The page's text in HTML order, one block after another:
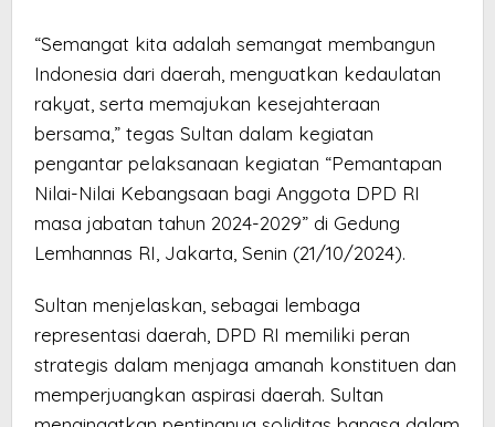
“Semangat kita adalah semangat membangun
Indonesia dari daerah, menguatkan kedaulatan
rakyat, serta memajukan kesejahteraan
bersama,” tegas Sultan dalam kegiatan
pengantar pelaksanaan kegiatan “Pemantapan
Nilai-Nilai Kebangsaan bagi Anggota DPD RI
masa jabatan tahun 2024-2029” di Gedung
Lemhannas RI, Jakarta, Senin (21/10/2024).
Sultan menjelaskan, sebagai lembaga
representasi daerah, DPD RI memiliki peran
strategis dalam menjaga amanah konstituen dan
memperjuangkan aspirasi daerah. Sultan